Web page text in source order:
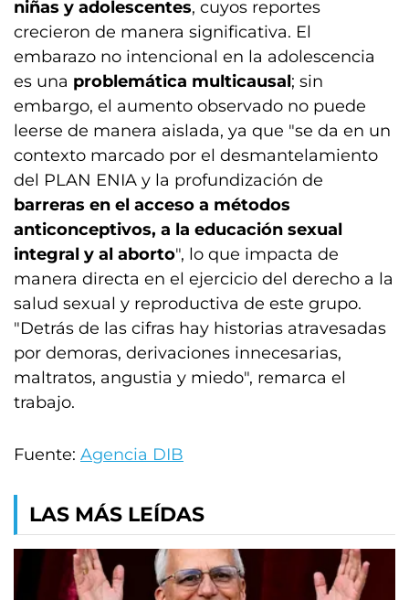
niñas y adolescentes, cuyos reportes
crecieron de manera significativa. El
embarazo no intencional en la adolescencia
es una problemática multicausal; sin
embargo, el aumento observado no puede
leerse de manera aislada, ya que "se da en un
contexto marcado por el desmantelamiento
del PLAN ENIA y la profundización de
barreras en el acceso a métodos
anticonceptivos, a la educación sexual
integral y al aborto", lo que impacta de
manera directa en el ejercicio del derecho a la
salud sexual y reproductiva de este grupo.
"Detrás de las cifras hay historias atravesadas
por demoras, derivaciones innecesarias,
maltratos, angustia y miedo", remarca el
trabajo.
Fuente: Agencia DIB
LAS MÁS LEÍDAS